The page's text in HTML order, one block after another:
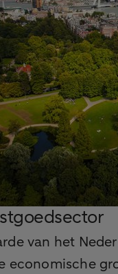
van het
economische